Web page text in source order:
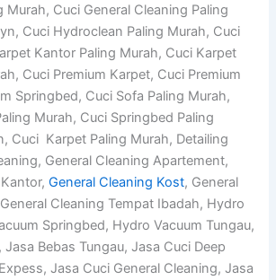
Murah, Cuci General Cleaning Paling
Cuci Hydroclean Paling Murah, Cuci
Kantor Paling Murah, Cuci Karpet
Cuci Premium Karpet, Cuci Premium
Springbed, Cuci Sofa Paling Murah,
Murah, Cuci Springbed Paling
Cuci Karpet Paling Murah, Detailing
General Cleaning Apartement,
Kantor,General Cleaning Kost, General
Cleaning Tempat Ibadah, Hydro
Springbed, Hydro Vacuum Tungau,
Jasa Bebas Tungau, Jasa Cuci Deep
Jasa Cuci General Cleaning, Jasa